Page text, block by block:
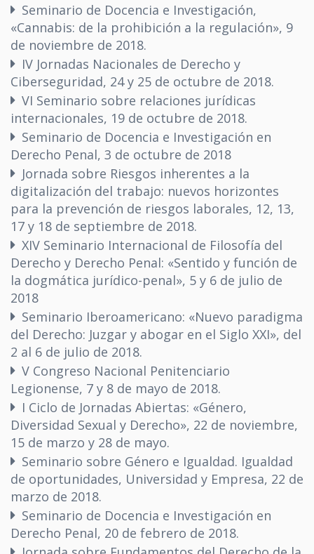
Seminario de Docencia e Investigación,
«Cannabis: de la prohibición a la regulación», 9
de noviembre de 2018.
IV Jornadas Nacionales de Derecho y
Ciberseguridad, 24 y 25 de octubre de 2018.
VI Seminario sobre relaciones jurídicas
internacionales, 19 de octubre de 2018.
Seminario de Docencia e Investigación en
Derecho Penal, 3 de octubre de 2018
Jornada sobre Riesgos inherentes a la
digitalización del trabajo: nuevos horizontes
para la prevención de riesgos laborales, 12, 13,
17 y 18 de septiembre de 2018.
XIV Seminario Internacional de Filosofía del
Derecho y Derecho Penal: «Sentido y función de
la dogmática jurídico-penal», 5 y 6 de julio de
2018
Seminario Iberoamericano: «Nuevo paradigma
del Derecho: Juzgar y abogar en el Siglo XXI», del
2 al 6 de julio de 2018.
V Congreso Nacional Penitenciario
Legionense, 7 y 8 de mayo de 2018.
I Ciclo de Jornadas Abiertas: «Género,
Diversidad Sexual y Derecho», 22 de noviembre,
15 de marzo y 28 de mayo.
Seminario sobre Género e Igualdad. Igualdad
de oportunidades, Universidad y Empresa, 22 de
marzo de 2018.
Seminario de Docencia e Investigación en
Derecho Penal, 20 de febrero de 2018.